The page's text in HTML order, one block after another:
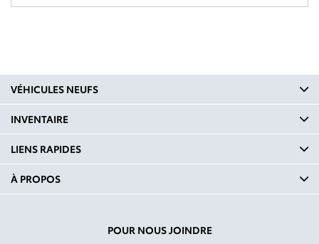
POUR NOUS JOINDRE
VÉHICULES NEUFS
INVENTAIRE
LIENS RAPIDES
À PROPOS